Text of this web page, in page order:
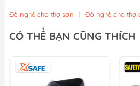
Khẩu Trang Lọc Độc (MM Đài
22.000₫
Khẩu trang than hoạt tính
43.000₫
Đồ nghề cho thợ sơn | Đồ nghề cho thợ
CÓ THỂ BẠN CŨNG THÍCH